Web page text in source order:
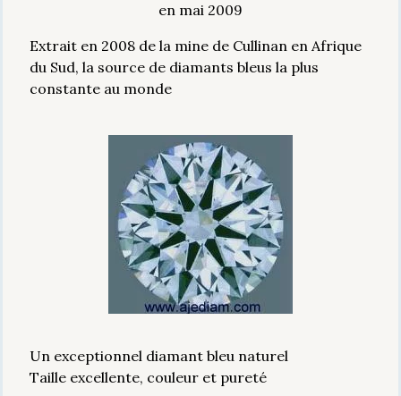
en mai 2009
Extrait en 2008 de la mine de Cullinan en Afrique
du Sud, la source de diamants bleus la plus
constante au monde
Un exceptionnel diamant bleu naturel
Taille excellente, couleur et pureté